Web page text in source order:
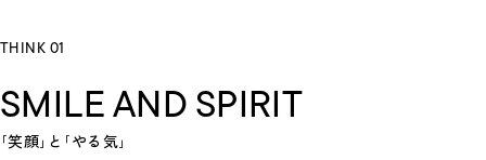
THINK 01
SMILE AND SPIRIT
｢笑顔｣と｢やる気｣